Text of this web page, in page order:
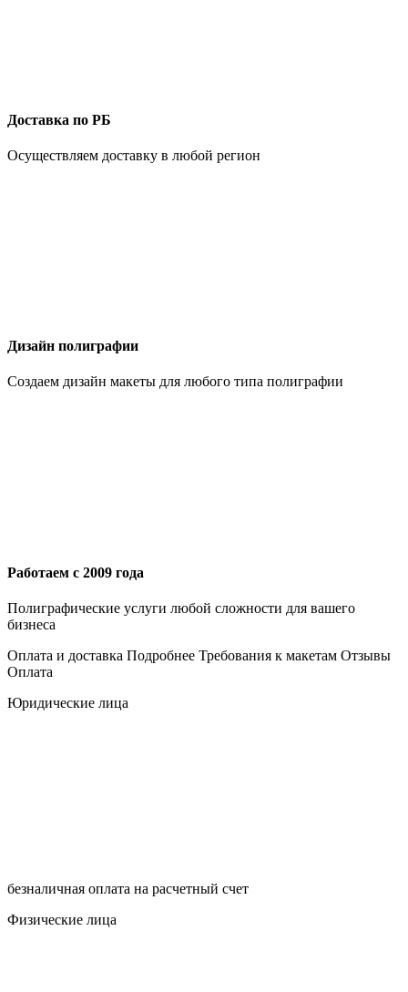
Доставка по РБ
Осуществляем доставку в любой регион
Дизайн полиграфии
Создаем дизайн макеты для любого типа полиграфии
Работаем с 2009 года
Полиграфические услуги любой сложности для вашего
бизнеса
Оплата и доставка Подробнее Требования к макетам Отзывы
Оплата
Юридические лица
безналичная оплата на расчетный счет
Физические лица